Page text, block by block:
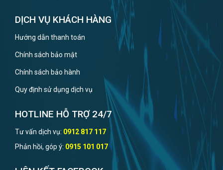
DỊCH VỤ KHÁCH HÀNG
Hướng dẫn thanh toán
Chính sách bảo mật
Chính sách bảo hành
Quy định sử dụng dịch vụ
HOTLINE HỖ TRỢ 24/7
Tư vấn dịch vụ: 0912 817 117
Phản hồi, góp ý: 0915 101 017